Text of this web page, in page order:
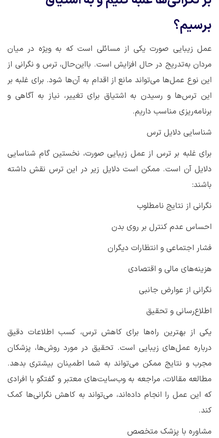
برسیم؟
عمل زیبایی صورت یکی از مسائلی است که به ویژه در میان
مردان به‌تدریج در حال افزایش است. بااین‌حال، ترس و نگرانی از
این نوع عمل‌ها می‌تواند مانع از اقدام به آن‌ها شود. برای غلبه بر
این ترس‌ها و رسیدن به اشتیاق برای تغییر، نیاز به آگاهی و
برنامه‌ریزی مناسب داریم.
شناسایی دلایل ترس
برای غلبه بر ترس از عمل زیبایی صورت، نخستین گام شناسایی
دلایل آن است. ممکن است دلایل زیر در این ترس نقش داشته
باشند:
نگرانی از نتایج نامطلوب
احساس عدم کنترل بر روی بدن
فشار اجتماعی و انتظارات دیگران
هزینه‌های مالی و اقتصادی
نگرانی از عوارض جانبی
اطلاع‌رسانی و تحقیق
یکی از بهترین راه‌ها برای کاهش ترس، کسب اطلاعات دقیق
درباره عمل‌های زیبایی است. تحقیق در مورد روش‌ها، پزشکان
مجرب و نتایج ممکن می‌تواند به شما اطمینان بیشتری بدهد.
مطالعه مقالات، مراجعه به وب‌سایت‌های معتبر و گفتگو با افرادی
که این عمل را انجام داده‌اند، می‌تواند به کاهش نگرانی‌ها کمک
کند.
مشاوره با پزشک متخصص